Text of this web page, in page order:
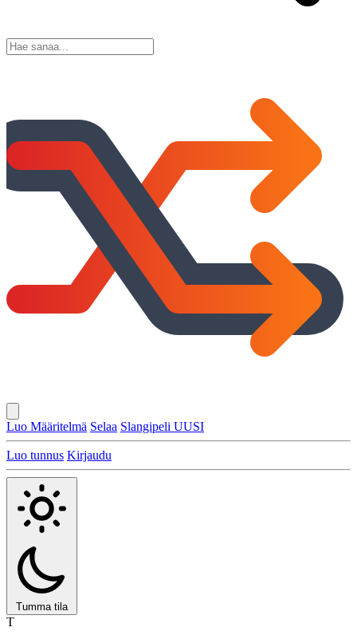
Luo Määritelmä Selaa Slangipeli UUSI
Luo tunnus Kirjaudu
Tumma tila
T